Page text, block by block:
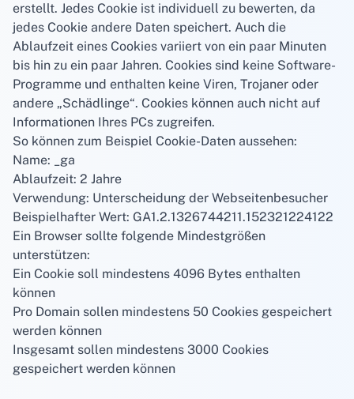
erstellt. Jedes Cookie ist individuell zu bewerten, da
jedes Cookie andere Daten speichert. Auch die
Ablaufzeit eines Cookies variiert von ein paar Minuten
bis hin zu ein paar Jahren. Cookies sind keine Software-
Programme und enthalten keine Viren, Trojaner oder
andere „Schädlinge“. Cookies können auch nicht auf
Informationen Ihres PCs zugreifen.
So können zum Beispiel Cookie-Daten aussehen:
Name: _ga
Ablaufzeit: 2 Jahre
Verwendung: Unterscheidung der Webseitenbesucher
Beispielhafter Wert: GA1.2.1326744211.152321224122
Ein Browser sollte folgende Mindestgrößen
unterstützen:
Ein Cookie soll mindestens 4096 Bytes enthalten
können
Pro Domain sollen mindestens 50 Cookies gespeichert
werden können
Insgesamt sollen mindestens 3000 Cookies
gespeichert werden können